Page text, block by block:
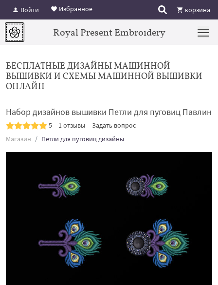
Войти Избранное корзина
Royal Present Embroidery
БЕСПЛАТНЫЕ ДИЗАЙНЫ МАШИННОЙ
ВЫШИВКИ И СХЕМЫ МАШИННОЙ ВЫШИВКИ
ОНЛАЙН
Набор дизайнов вышивки Петли для пуговиц Павлин
5 1 отзывы
Задать вопрос
Магазин
Петли для пуговиц дизайны